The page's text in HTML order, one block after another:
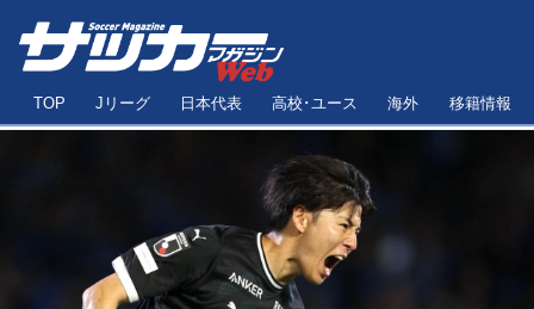
TOP Jリーグ 日本代表 高校･ユース 海外 移籍情報